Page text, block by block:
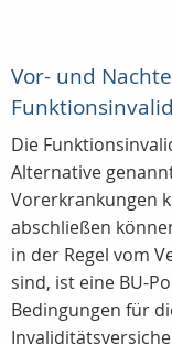
Vor- und
Die
Alternative
Vorerkrankungen
abschließen
in der Regel vom
sind, ist eine BU-
Bedingungen für